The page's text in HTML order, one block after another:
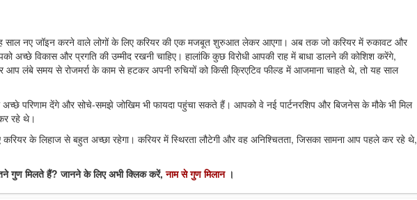
साल नए जॉइन करने वाले लोगों के लिए करियर की एक मजबूत शुरुआत लेकर आएगा। अब तक जो करियर में रुकावट और
अच्छे विकास और प्रगति की उम्मीद रखनी चाहिए। हालांकि कुछ विरोधी आपकी राह में बाधा डालने की कोशिश करेंगे,
लंबे समय से रोजमर्रा के काम से हटकर अपनी रुचियों को किसी क्रिएटिव फील्ड में आजमाना चाहते थे, तो यह साल
परिणाम देंगे और सोचे-समझे जोखिम भी फायदा पहुंचा सकते हैं। आपको वे नई पार्टनरशिप और बिजनेस के मौके भी मिल
रहे थे।
के लिहाज से बहुत अच्छा रहेगा। करियर में स्थिरता लौटेगी और वह अनिश्चितता, जिसका सामना आप पहले कर रहे थे,
गुण मिलते हैं? जानने के लिए अभी क्लिक करें,नाम से गुण मिलान ।